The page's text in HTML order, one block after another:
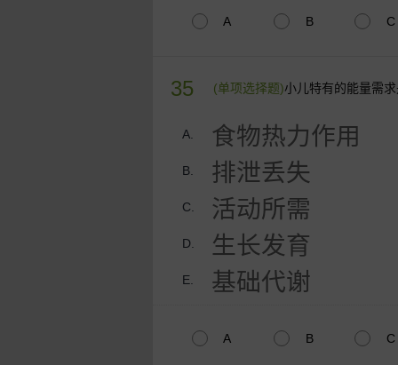
A B C
35 (单项选择题)小儿特有的能量需
A. 食物热力作用
B. 排泄丢失
C. 活动所需
D. 生长发育
E. 基础代谢
A B C